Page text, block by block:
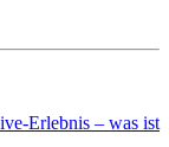
Erlebnis – was ist